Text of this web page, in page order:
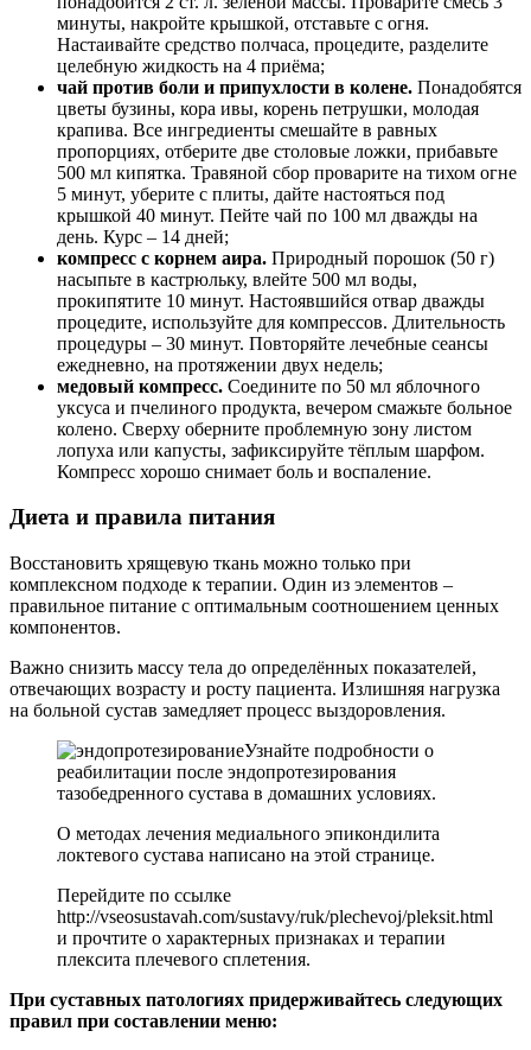
минуты, накройте крышкой, отставьте с огня.
Настаивайте средство полчаса, процедите, разделите
целебную жидкость на 4 приёма;
чай против боли и припухлости в колене. Понадобятся
цветы бузины, кора ивы, корень петрушки, молодая
крапива. Все ингредиенты смешайте в равных
пропорциях, отберите две столовые ложки, прибавьте
500 мл кипятка. Травяной сбор проварите на тихом огне
5 минут, уберите с плиты, дайте настояться под
крышкой 40 минут. Пейте чай по 100 мл дважды на
день. Курс – 14 дней;
компресс с корнем аира. Природный порошок (50 г)
насыпьте в кастрюльку, влейте 500 мл воды,
прокипятите 10 минут. Настоявшийся отвар дважды
процедите, используйте для компрессов. Длительность
процедуры – 30 минут. Повторяйте лечебные сеансы
ежедневно, на протяжении двух недель;
медовый компресс. Соедините по 50 мл яблочного
уксуса и пчелиного продукта, вечером смажьте больное
колено. Сверху оберните проблемную зону листом
лопуха или капусты, зафиксируйте тёплым шарфом.
Компресс хорошо снимает боль и воспаление.
Диета и правила питания
Восстановить хрящевую ткань можно только при
комплексном подходе к терапии. Один из элементов –
правильное питание с оптимальным соотношением ценных
компонентов.
Важно снизить массу тела до определённых показателей,
отвечающих возрасту и росту пациента. Излишняя нагрузка
на больной сустав замедляет процесс выздоровления.
Узнайте подробности о
реабилитации после эндопротезирования
тазобедренного сустава в домашних условиях.
О методах лечения медиального эпикондилита
локтевого сустава написано на этой странице.
Перейдите по ссылке
http://vseosustavah.com/sustavy/ruk/plechevoj/pleksit.html
и прочтите о характерных признаках и терапии
плексита плечевого сплетения.
При суставных патологиях придерживайтесь следующих
правил при составлении меню: